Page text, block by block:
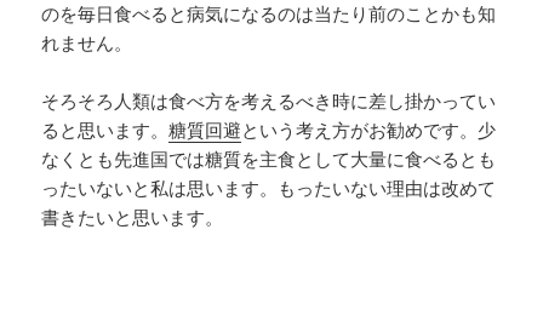
のを毎日食べると病気になるのは当たり前のことかも知
れません。
そろそろ人類は食べ方を考えるべき時に差し掛かってい
ると思います。糖質回避という考え方がお勧めです。少
なくとも先進国では糖質を主食として大量に食べるとも
ったいないと私は思います。もったいない理由は改めて
書きたいと思います。